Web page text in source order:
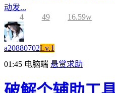
动发...
4
49 16.59w
a20880702Lv.1
01:45 电脑端 悬赏求助